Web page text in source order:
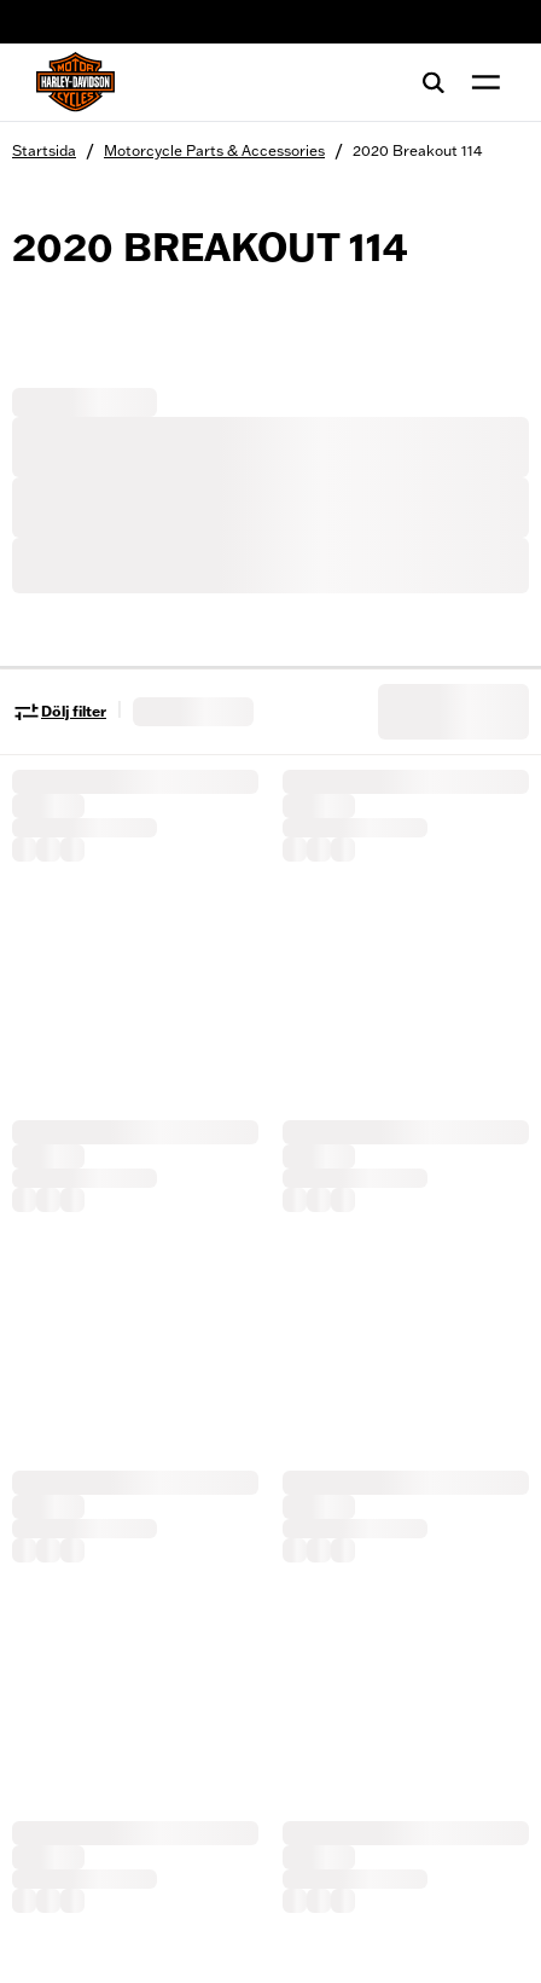
Startsida / Motorcycle Parts & Accessories / 2020 Breakout 114
2020 BREAKOUT 114
Dölj filter